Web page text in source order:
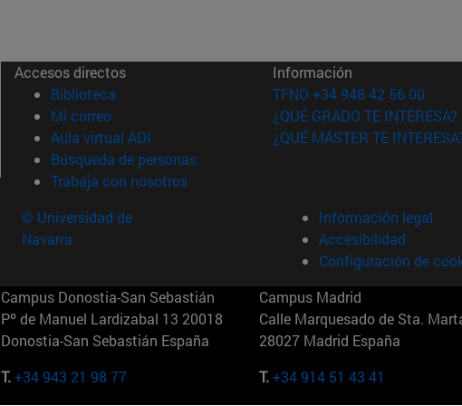
Accesos directos
Biblioteca (abre en nueva ventana)
Mi correo(abre en nueva ventana)
Aula virtual ADI (abre en nueva ventana)
Búsqueda de personas(abre en nueva ventana)
Trabaja con nosotros(abre en nueva ventana)
Información
TFNO +34 948 42 56 00
¿QUÉ GRADO TE INTERESA?
¿QUÉ MÁSTER TE
© Universidad de
Navarra
Información legal
Accesibilidad
Configuración de
Campus Donostia-San Sebastián
Pº de Manuel Lardizabal 13 20018
Donostia-San Sebastián España
T.+34 943 21 98 77
Campus Madrid
Calle Marquesado de Sta.
28027 Madrid España
T.+34 914 51 43 41